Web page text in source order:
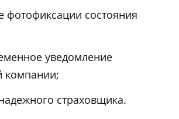
фотофиксации состояния
уведомление
компании;
страховщика.